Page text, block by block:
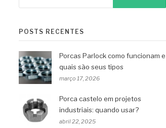
POSTS RECENTES
Porcas Parlock como funcionam e
quais são seus tipos
março 17, 2026
Porca castelo em projetos
industriais: quando usar?
abril 22, 2025